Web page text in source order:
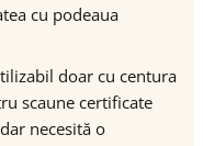
cu podeaua
doar cu centura
scaune certificate
necesită o